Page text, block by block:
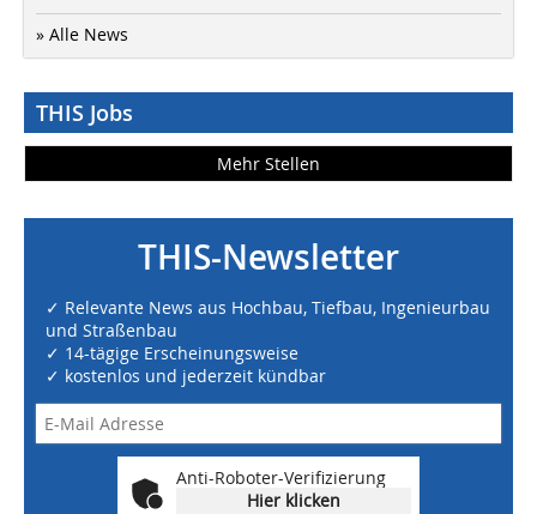
» Alle News
THIS Jobs
Mehr Stellen
THIS-Newsletter
✓ Relevante News aus Hochbau, Tiefbau, Ingenieurbau
und Straßenbau
✓ 14-tägige Erscheinungsweise
✓ kostenlos und jederzeit kündbar
Anti-Roboter-Verifizierung
Hier klicken